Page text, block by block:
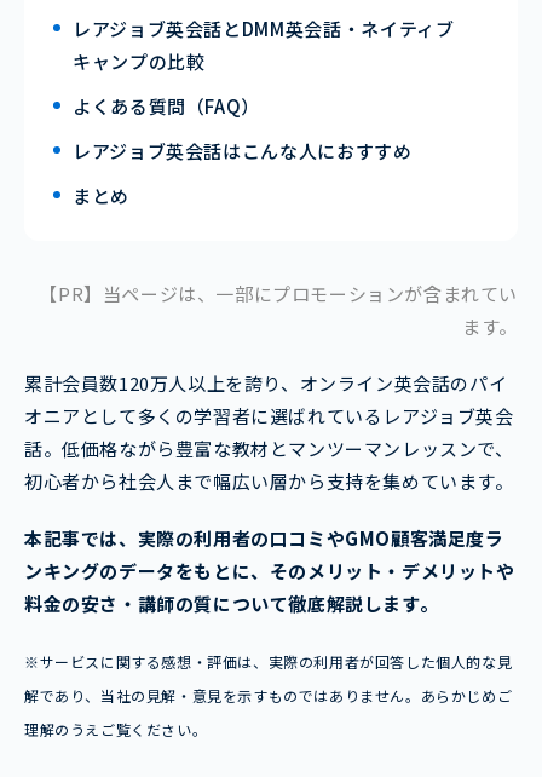
レアジョブ英会話とDMM英会話・ネイティブ
キャンプの比較
よくある質問（FAQ）
レアジョブ英会話はこんな人におすすめ
まとめ
【PR】当ページは、一部にプロモーションが含まれてい
ます。
累計会員数120万人以上を誇り、オンライン英会話のパイ
オニアとして多くの学習者に選ばれているレアジョブ英会
話。低価格ながら豊富な教材とマンツーマンレッスンで、
初心者から社会人まで幅広い層から支持を集めています。
本記事では、実際の利用者の口コミやGMO顧客満足度ラ
ンキングのデータをもとに、そのメリット・デメリットや
料金の安さ・講師の質について徹底解説します。
※サービスに関する感想・評価は、実際の利用者が回答した個人的な見
解であり、当社の見解・意見を示すものではありません。あらかじめご
理解のうえご覧ください。